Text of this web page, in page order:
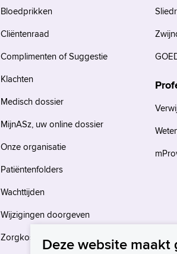
Bloedprikken
Cliëntenraad
Complimenten of Suggestie
Klachten
Medisch dossier
MijnASz, uw online dossier
Onze organisatie
Patiëntenfolders
Wachttijden
Wijzigingen doorgeven
Zorgkosten en verzekeringen
Deze website